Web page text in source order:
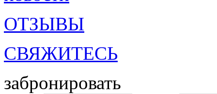
ОТЗЫВЫ
СВЯЖИТЕСЬ
забронировать